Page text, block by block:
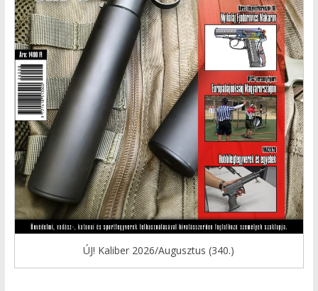
ÚJ! Kaliber 2026/Augusztus (340.)